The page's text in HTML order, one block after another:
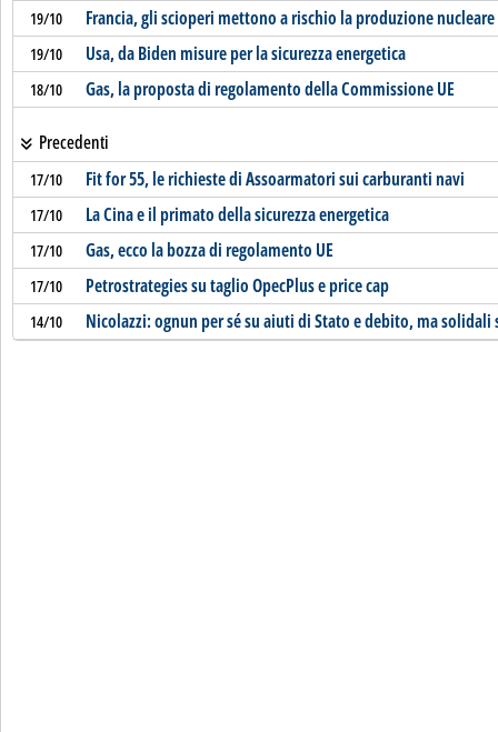
19/10 Francia, gli scioperi mettono a rischio la produzione nucleare
19/10 Usa, da Biden misure per la sicurezza energetica
18/10 Gas, la proposta di regolamento della Commissione UE
Precedenti
17/10 Fit for 55, le richieste di Assoarmatori sui carburanti navi
17/10 La Cina e il primato della sicurezza energetica
17/10 Gas, ecco la bozza di regolamento UE
17/10 Petrostrategies su taglio OpecPlus e price cap
14/10 Nicolazzi: ognun per sé su aiuti di Stato e debito, ma solidali